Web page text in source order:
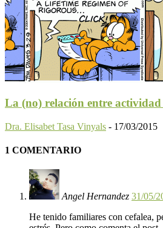
La (no) relación entre
Dra. Elisabet Tasa Vinyals - 17/03/2015
1 COMENTARIO
Angel Hernandez 31/05/
He tenido familiares con cefalea,